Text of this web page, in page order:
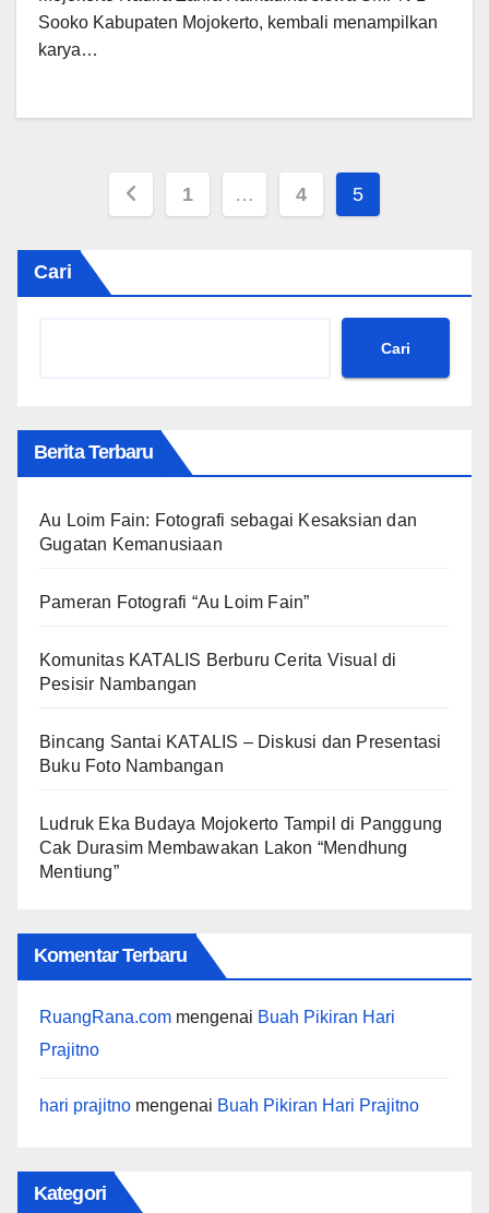
Sooko Kabupaten Mojokerto, kembali menampilkan
karya…
Paginasi
1 … 4 5
Cari
Cari
Berita Terbaru
Au Loim Fain: Fotografi sebagai Kesaksian dan
Gugatan Kemanusiaan
Pameran Fotografi “Au Loim Fain”
Komunitas KATALIS Berburu Cerita Visual di
Pesisir Nambangan
Bincang Santai KATALIS – Diskusi dan Presentasi
Buku Foto Nambangan
Ludruk Eka Budaya Mojokerto Tampil di Panggung
Cak Durasim Membawakan Lakon “Mendhung
Mentiung”
Komentar Terbaru
RuangRana.com mengenai Buah Pikiran Hari
Prajitno
hari prajitno mengenai Buah Pikiran Hari Prajitno
Kategori